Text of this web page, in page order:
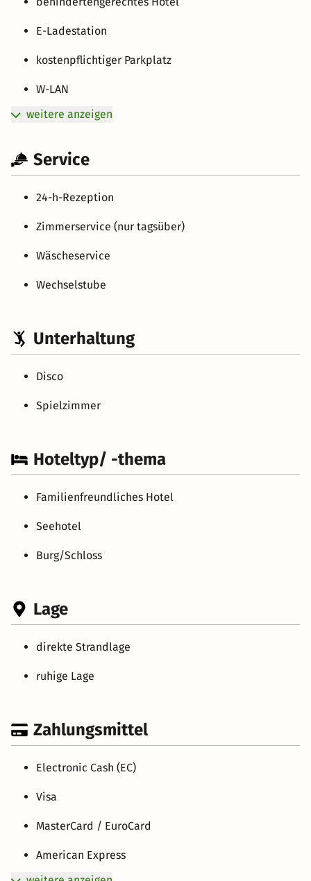
E-Ladestation
kostenpflichtiger Parkplatz
W-LAN
weitere anzeigen
Service
24-h-Rezeption
Zimmerservice (nur tagsüber)
Wäscheservice
Wechselstube
Unterhaltung
Disco
Spielzimmer
Hoteltyp/ -thema
Familienfreundliches Hotel
Seehotel
Burg/Schloss
Lage
direkte Strandlage
ruhige Lage
Zahlungsmittel
Electronic Cash (EC)
Visa
MasterCard / EuroCard
American Express